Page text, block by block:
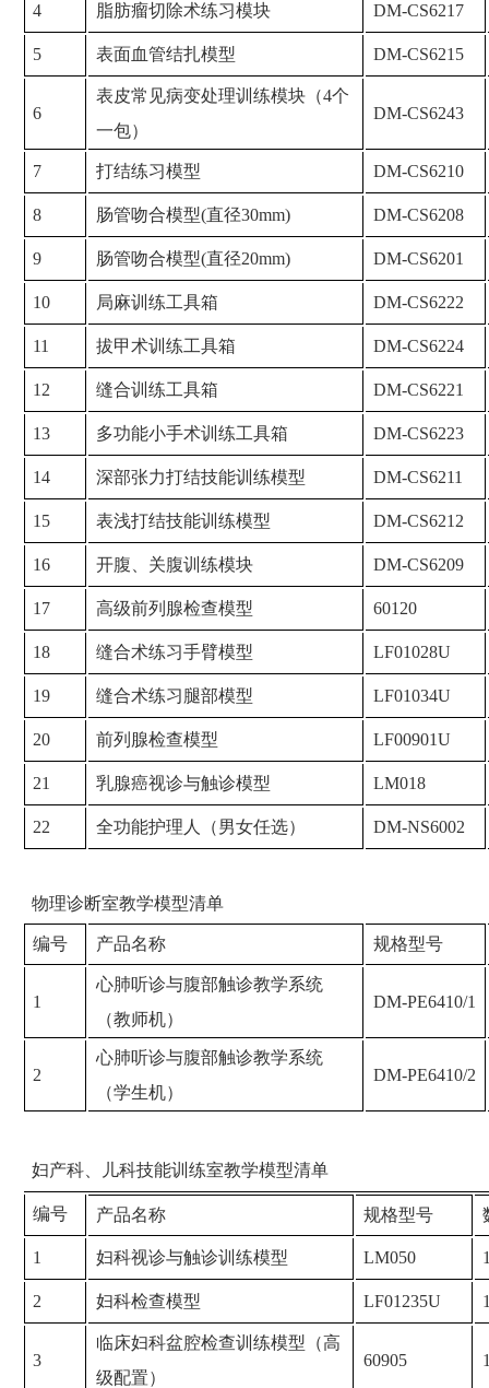
4 脂肪瘤切除术练习模块 DM-CS6217
5 表面血管结扎模型 DM-CS6215
6
表皮常见病变处理训练模块（4个
一包）
DM-CS6243
7 打结练习模型 DM-CS6210
8 肠管吻合模型(直径30mm) DM-CS6208
9 肠管吻合模型(直径20mm) DM-CS6201
10 局麻训练工具箱 DM-CS6222
11 拔甲术训练工具箱 DM-CS6224
12 缝合训练工具箱 DM-CS6221
13 多功能小手术训练工具箱 DM-CS6223
14 深部张力打结技能训练模型 DM-CS6211
15 表浅打结技能训练模型 DM-CS6212
16 开腹、关腹训练模块 DM-CS6209
17 高级前列腺检查模型 60120
18 缝合术练习手臂模型 LF01028U
19 缝合术练习腿部模型 LF01034U
20 前列腺检查模型 LF00901U
21 乳腺癌视诊与触诊模型 LM018
22 全功能护理人（男女任选） DM-NS6002
物理诊断室教学模型清单
编号 产品名称 规格型号
1
心肺听诊与腹部触诊教学系统
（教师机）
DM-PE6410/1
2
心肺听诊与腹部触诊教学系统
（学生机）
DM-PE6410/2
妇产科、儿科技能训练室教学模型清单
编号 产品名称 规格型号
1 妇科视诊与触诊训练模型 LM050
2 妇科检查模型 LF01235U
3
临床妇科盆腔检查训练模型（高
级配置）
60905